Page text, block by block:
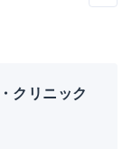
クリニック